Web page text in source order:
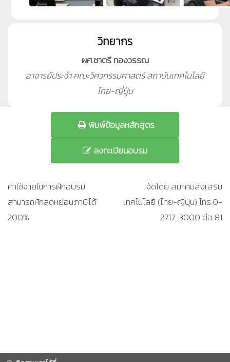
วิทยากร
ผศ.ชาตรี ทองวรรณ
อาจารย์ประจำ คณะวิศวกรรมศาสตร์ สถาบันเทคโนโลยี
ไทย-ญี่ปุ่น
พิมพ์ข้อมูลหลักสูตร
ลงทะเบียนอบรม
ค่าใช้จ่ายในการฝึกอบรม
สามารถหักลดหย่อนภาษีได้
200%
จัดโดย สมาคมส่งเสริม
เทคโนโลยี (ไทย-ญี่ปุ่น) โทร.0-
2717-3000 ต่อ 81